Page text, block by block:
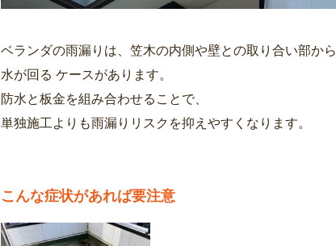
ベランダの雨漏りは、笠木の内側や壁との取り合い部から
水が回る ケースがあります。
防水と板金を組み合わせることで、
単独施工よりも雨漏りリスクを抑えやすくなります。
こんな症状があれば要注意